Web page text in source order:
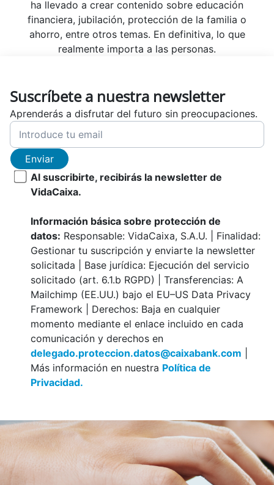
ha llevado a crear contenido sobre educación
financiera, jubilación, protección de la familia o
ahorro, entre otros temas. En definitiva, lo que
realmente importa a las personas.
Suscríbete a nuestra newsletter
Aprenderás a disfrutar del futuro sin preocupaciones.
Enviar
Al suscribirte, recibirás la newsletter de
VidaCaixa.
Información básica sobre protección de
datos: Responsable: VidaCaixa, S.A.U. | Finalidad:
Gestionar tu suscripción y enviarte la newsletter
solicitada | Base jurídica: Ejecución del servicio
solicitado (art. 6.1.b RGPD) | Transferencias: A
Mailchimp (EE.UU.) bajo el EU–US Data Privacy
Framework | Derechos: Baja en cualquier
momento mediante el enlace incluido en cada
comunicación y derechos en
delegado.proteccion.datos@caixabank.com
Más información en nuestra Política de
Privacidad.